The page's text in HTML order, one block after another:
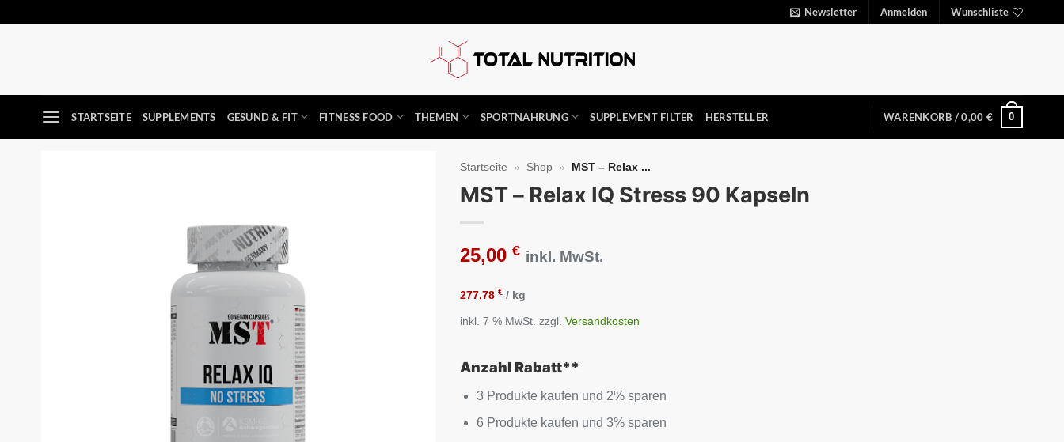
Newsletter Anmelden Wunschliste
STARTSEITE SUPPLEMENTS GESUND & FIT FITNESS FOOD THEMEN SPORTNAHRUNG SUPPLEMENT FILTER HERSTELLER WARENKORB /0,00 € 0
Startseite » Shop » MST – Relax ...
MST – Relax IQ Stress 90 Kapseln
25,00€ inkl. MwSt.
277,78€ / kg
inkl. 7 % MwSt. zzgl.Versandkosten
Anzahl Rabatt**
3 Produkte kaufen und 2% sparen
6 Produkte kaufen und 3% sparen